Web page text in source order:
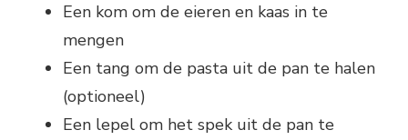
Een kom om de eieren en kaas in te
mengen
Een tang om de pasta uit de pan te halen
(optioneel)
Een lepel om het spek uit de pan te